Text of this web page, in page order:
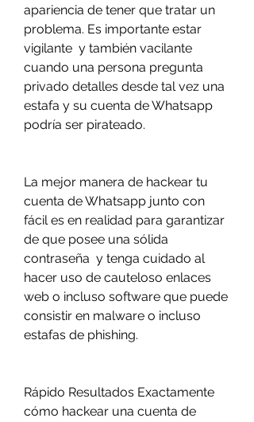
apariencia de tener que tratar un
problema. Es importante estar
vigilante  y también vacilante
cuando una persona pregunta
privado detalles desde tal vez una
estafa y su cuenta de Whatsapp
podría ser pirateado.
La mejor manera de hackear tu
cuenta de Whatsapp junto con
fácil es en realidad para garantizar
de que posee una sólida
contraseña  y tenga cuidado al
hacer uso de cauteloso enlaces
web o incluso software que puede
consistir en malware o incluso
estafas de phishing.
Rápido Resultados Exactamente
cómo hackear una cuenta de